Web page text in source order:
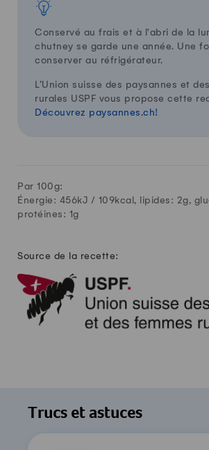
Conservé au frais et à l'abri de la
chutney se garde une année. Une
conserver au réfrigérateur.
L’Union suisse des paysannes et
rurales USPF vous propose cette
Découvrez paysannes.ch!
Par 100g:
Énergie: 456kJ / 109kcal, lipides: 2g,
protéines: 1g
Source de la recette:
Trucs et astuces